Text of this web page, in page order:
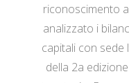
riconoscimento
analizzato i
capitali con sede
della 2a